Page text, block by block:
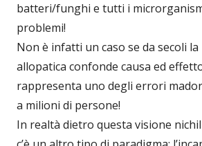
batteri/funghi e tutti i
problemi!
Non è infatti un caso se da secoli la
allopatica confonde causa ed
rappresenta uno degli errori
a milioni di persone!
In realtà dietro questa visione